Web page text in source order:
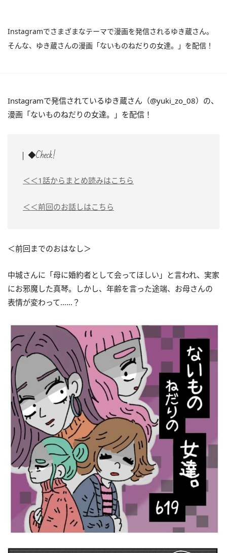
Instagramでさまざまなテーマで漫画を発信されるゆき蔵さん。
そんな、ゆき蔵さんの漫画「ないものねだりの女達。」を配信！
Instagramで発信されているゆき蔵さん（@yuki_zo_08）の、
漫画「ないものねだりの女達。」を配信！
◆Check!
＜＜1話からまとめ読みはこちら
＜＜前回のお話しはこちら
＜前回までのおはなし＞
中城さんに「母に婚約者として会ってほしい」と言われ、実家
にお邪魔した真琴。しかし、年齢を言った途端、お母さんの
表情が変わって……？